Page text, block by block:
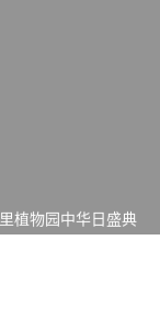
植物园中华日盛典
界亲身体验划行乐